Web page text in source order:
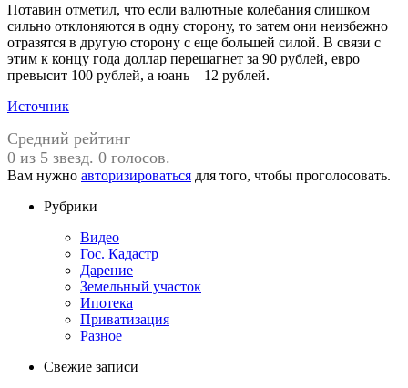
Потавин отметил, что если валютные колебания слишком
сильно отклоняются в одну сторону, то затем они неизбежно
отразятся в другую сторону с еще большей силой. В связи с
этим к концу года доллар перешагнет за 90 рублей, евро
превысит 100 рублей, а юань – 12 рублей.
Источник
Средний рейтинг
0 из 5 звезд. 0 голосов.
Вам нужно авторизироваться для того, чтобы проголосовать.
Рубрики
Видео
Гос. Кадастр
Дарение
Земельный участок
Ипотека
Приватизация
Разное
Свежие записи